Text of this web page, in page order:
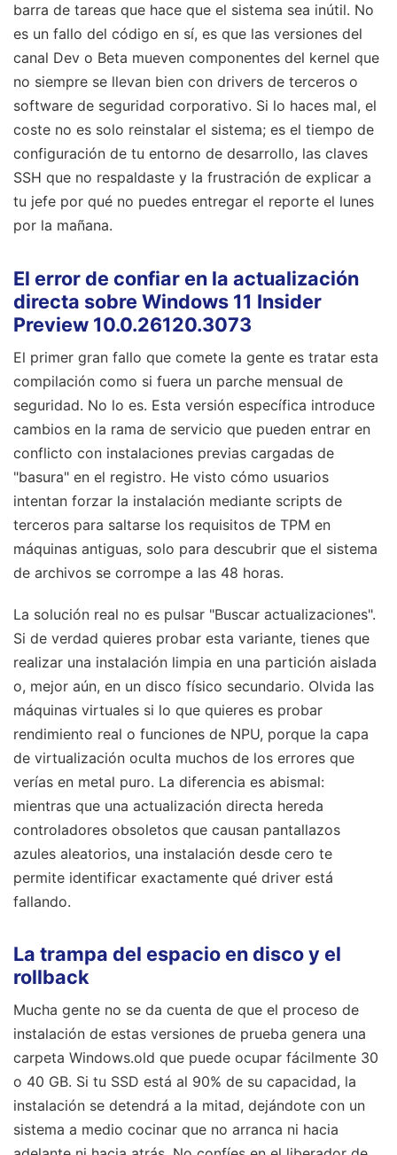
barra de tareas que hace que el sistema sea inútil. No
es un fallo del código en sí, es que las versiones del
canal Dev o Beta mueven componentes del kernel que
no siempre se llevan bien con drivers de terceros o
software de seguridad corporativo. Si lo haces mal, el
coste no es solo reinstalar el sistema; es el tiempo de
configuración de tu entorno de desarrollo, las claves
SSH que no respaldaste y la frustración de explicar a
tu jefe por qué no puedes entregar el reporte el lunes
por la mañana.
El error de confiar en la actualización
directa sobre Windows 11 Insider
Preview 10.0.26120.3073
El primer gran fallo que comete la gente es tratar esta
compilación como si fuera un parche mensual de
seguridad. No lo es. Esta versión específica introduce
cambios en la rama de servicio que pueden entrar en
conflicto con instalaciones previas cargadas de
"basura" en el registro. He visto cómo usuarios
intentan forzar la instalación mediante scripts de
terceros para saltarse los requisitos de TPM en
máquinas antiguas, solo para descubrir que el sistema
de archivos se corrompe a las 48 horas.
La solución real no es pulsar "Buscar actualizaciones".
Si de verdad quieres probar esta variante, tienes que
realizar una instalación limpia en una partición aislada
o, mejor aún, en un disco físico secundario. Olvida las
máquinas virtuales si lo que quieres es probar
rendimiento real o funciones de NPU, porque la capa
de virtualización oculta muchos de los errores que
verías en metal puro. La diferencia es abismal:
mientras que una actualización directa hereda
controladores obsoletos que causan pantallazos
azules aleatorios, una instalación desde cero te
permite identificar exactamente qué driver está
fallando.
La trampa del espacio en disco y el
rollback
Mucha gente no se da cuenta de que el proceso de
instalación de estas versiones de prueba genera una
carpeta Windows.old que puede ocupar fácilmente 30
o 40 GB. Si tu SSD está al 90% de su capacidad, la
instalación se detendrá a la mitad, dejándote con un
sistema a medio cocinar que no arranca ni hacia